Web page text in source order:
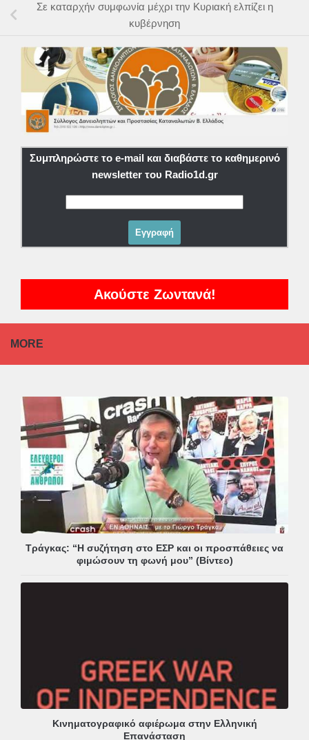
Σε καταρχήν συμφωνία μέχρι την Κυριακή ελπίζει η
κυβέρνηση
Συμπληρώστε το e-mail και διαβάστε το καθημερινό
newsletter του Radio1d.gr
Ακούστε Ζωντανά!
MORE
Τράγκας: “Η συζήτηση στο ΕΣΡ και οι προσπάθειες να
φιμώσουν τη φωνή μου” (Βίντεο)
Κινηματογραφικό αφιέρωμα στην Ελληνική
Επανάσταση